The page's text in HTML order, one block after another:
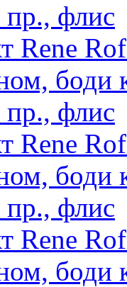
флис
Rene
боди
флис
Rene
боди
флис
Rene
боди